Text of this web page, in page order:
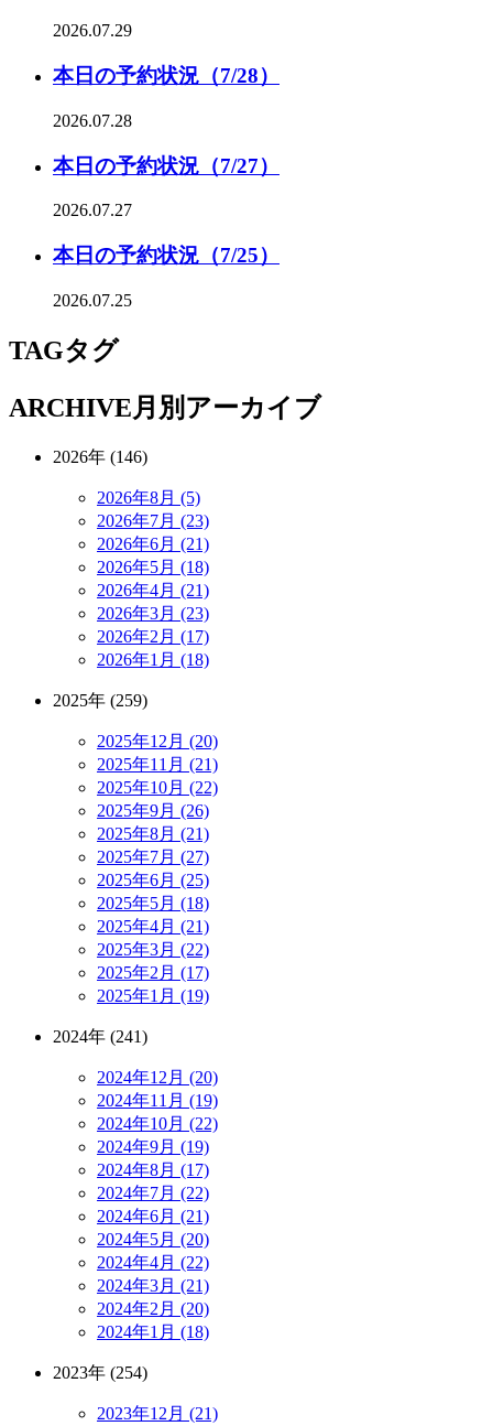
2026.07.29
本日の予約状況（7/28）
2026.07.28
本日の予約状況（7/27）
2026.07.27
本日の予約状況（7/25）
2026.07.25
TAGタグ
ARCHIVE月別アーカイブ
2026年 (146)
2026年8月 (5)
2026年7月 (23)
2026年6月 (21)
2026年5月 (18)
2026年4月 (21)
2026年3月 (23)
2026年2月 (17)
2026年1月 (18)
2025年 (259)
2025年12月 (20)
2025年11月 (21)
2025年10月 (22)
2025年9月 (26)
2025年8月 (21)
2025年7月 (27)
2025年6月 (25)
2025年5月 (18)
2025年4月 (21)
2025年3月 (22)
2025年2月 (17)
2025年1月 (19)
2024年 (241)
2024年12月 (20)
2024年11月 (19)
2024年10月 (22)
2024年9月 (19)
2024年8月 (17)
2024年7月 (22)
2024年6月 (21)
2024年5月 (20)
2024年4月 (22)
2024年3月 (21)
2024年2月 (20)
2024年1月 (18)
2023年 (254)
2023年12月 (21)